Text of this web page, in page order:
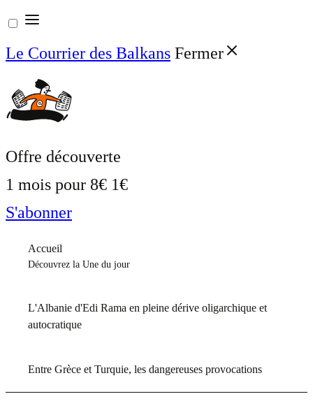
Aller
au
contenu
Le Courrier des Balkans Fermer
Offre découverte
1 mois pour 8€ 1€
S'abonner
Accueil
Découvrez la Une du jour
L'Albanie d'Edi Rama en pleine dérive oligarchique et
autocratique
Entre Grèce et Turquie, les dangereuses provocations